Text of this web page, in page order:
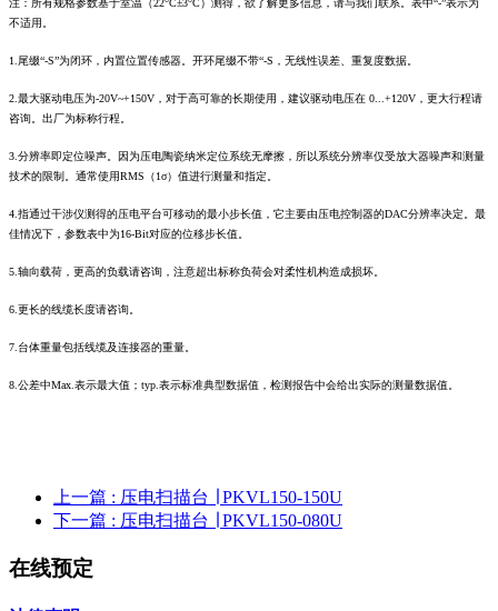
注：所有规格参数基于室温（22°C±3°C）测得，欲了解更多信息，请与我们联系。表中“-”表示为
不适用。
1.尾缀“-S”为闭环，内置位置传感器。开环尾缀不带“-S，无线性误差、重复度数据。
2.最大驱动电压为-20V~+150V，对于高可靠的长期使用，建议驱动电压在 0...+120V，更大行程请
咨询。出厂为标称行程。
3.分辨率即定位噪声。因为压电陶瓷纳米定位系统无摩擦，所以系统分辨率仅受放大器噪声和测量
技术的限制。通常使用RMS（1σ）值进行测量和指定。
4.指通过干涉仪测得的压电平台可移动的最小步长值，它主要由压电控制器的DAC分辨率决定。最
佳情况下，参数表中为16-Bit对应的位移步长值。
5.轴向载荷，更高的负载请咨询，注意超出标称负荷会对柔性机构造成损坏。
6.更长的线缆长度请咨询。
7.台体重量包括线缆及连接器的重量。
8.公差中Max.表示最大值；typ.表示标准典型数据值，检测报告中会给出实际的测量数据值。
上一篇 : 压电扫描台 ∣ PKVL150-150U
下一篇 : 压电扫描台 ∣ PKVL150-080U
在线预定